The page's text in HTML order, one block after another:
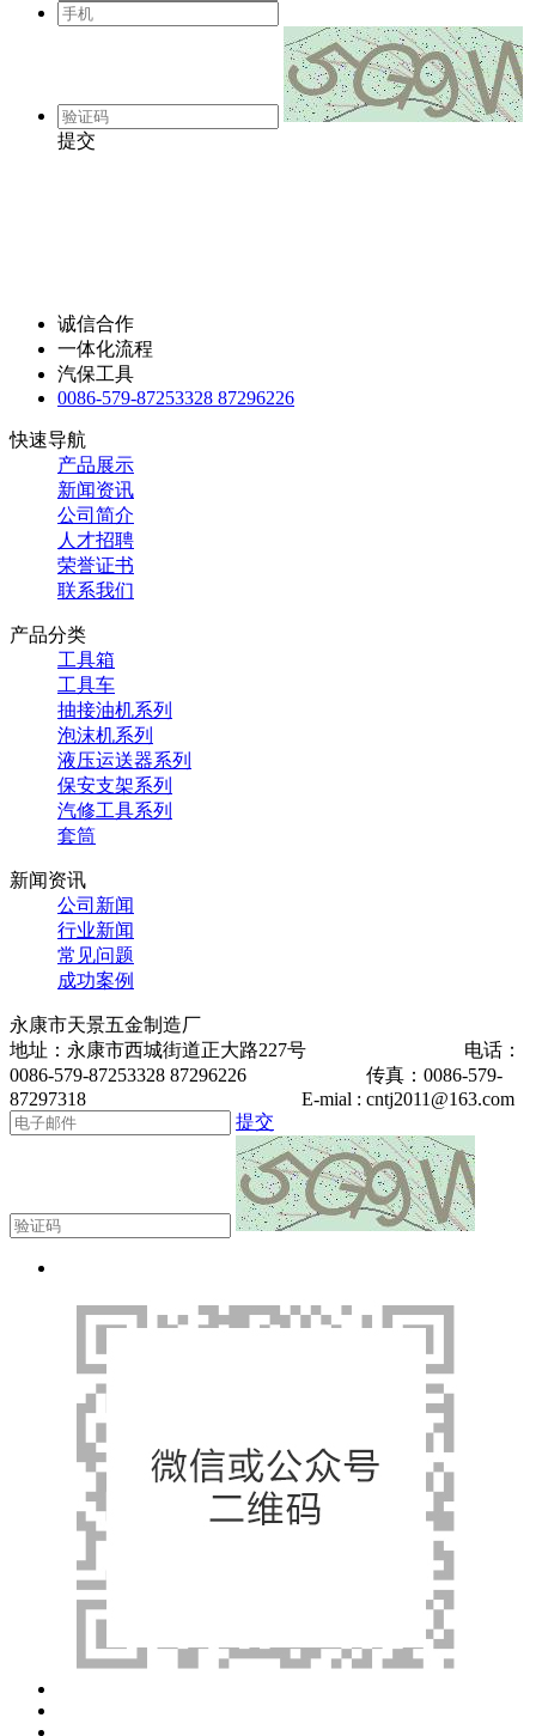
提交
诚信合作
一体化流程
汽保工具
0086-579-87253328 87296226
快速导航
产品展示
新闻资讯
公司简介
人才招聘
荣誉证书
联系我们
产品分类
工具箱
工具车
抽接油机系列
泡沫机系列
液压运送器系列
保安支架系列
汽修工具系列
套筒
新闻资讯
公司新闻
行业新闻
常见问题
成功案例
永康市天景五金制造厂
地址：永康市西城街道正大路227号 电话：
0086-579-87253328 87296226 传真：0086-579-
87297318 E-mial : cntj2011@163.com
提交